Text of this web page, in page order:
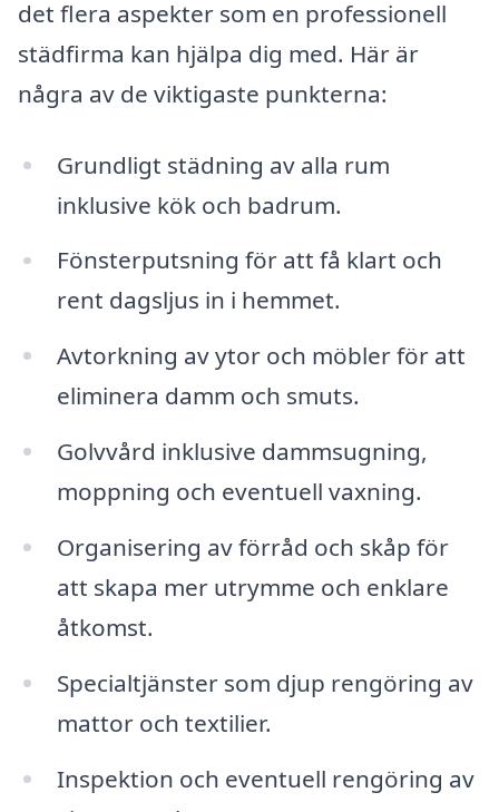
det flera aspekter som en professionell
städfirma kan hjälpa dig med. Här är
några av de viktigaste punkterna:
Grundligt städning av alla rum
inklusive kök och badrum.
Fönsterputsning för att få klart och
rent dagsljus in i hemmet.
Avtorkning av ytor och möbler för att
eliminera damm och smuts.
Golvvård inklusive dammsugning,
moppning och eventuell vaxning.
Organisering av förråd och skåp för
att skapa mer utrymme och enklare
åtkomst.
Specialtjänster som djup rengöring av
mattor och textilier.
Inspektion och eventuell rengöring av